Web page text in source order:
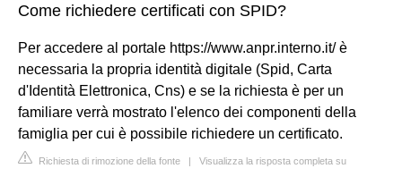
Come richiedere certificati con SPID?
Per accedere al portale https://www.anpr.interno.it/ è
necessaria la propria identità digitale (Spid, Carta
d'Identità Elettronica, Cns) e se la richiesta è per un
familiare verrà mostrato l'elenco dei componenti della
famiglia per cui è possibile richiedere un certificato.
Richiesta di rimozione della fonte | Visualizza la risposta completa su